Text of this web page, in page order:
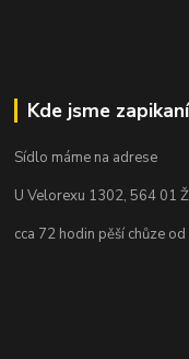
Kde jsme
Sídlo máme na adrese
U Velorexu 1302, 564 01
cca 72 hodin pěší chůze